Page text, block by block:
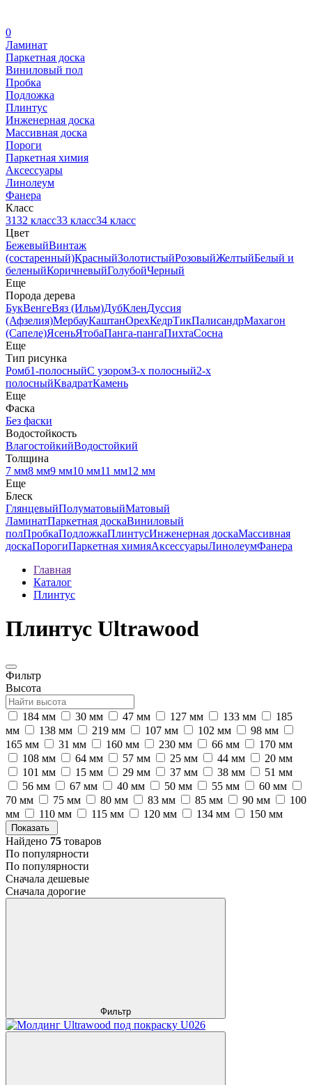
0
Ламинат
Паркетная доска
Виниловый пол
Пробка
Подложка
Плинтус
Инженерная доска
Массивная доска
Пороги
Паркетная химия
Аксессуары
Линолеум
Фанера
Класс
3132 класс33 класс34 класс
Цвет
БежевыйВинтаж
(состаренный)КрасныйЗолотистыйРозовыйЖелтыйБелый и
беленыйКоричневыйГолубойЧерный
Еще
Порода дерева
БукВенгеВяз (Ильм)ДубКленДуссия
(Афзелия)МербауКаштанОрехКедрТикПалисандрМахагон
(Сапеле)ЯсеньЯтобаПанга-пангаПихтаСосна
Еще
Тип рисунка
Ромб1-полосныйС узором3-х полосный2-х
полосныйКвадратКамень
Еще
Фаска
Без фаски
Водостойкость
ВлагостойкийВодостойкий
Толщина
7 мм8 мм9 мм10 мм11 мм12 мм
Еще
Блеск
ГлянцевыйПолуматовыйМатовый
ЛаминатПаркетная доскаВиниловый
полПробкаПодложкаПлинтусИнженерная доскаМассивная
доскаПорогиПаркетная химияАксессуарыЛинолеумФанера
Главная
Каталог
Плинтус
Плинтус Ultrawood
Фильтр
Высота
184 мм 30 мм 47 мм 127 мм 133 мм
185
мм
138 мм 219 мм 107 мм 102 мм
98 мм
165 мм
31 мм 160 мм 230 мм 66 мм
170 мм
108 мм
64 мм 57 мм 25 мм 44 мм
20 мм
101 мм
15 мм 29 мм 37 мм 38 мм
51 мм
56 мм
67 мм 40 мм 50 мм 55 мм
60 мм
70 мм
75 мм 80 мм 83 мм 85 мм 90 мм
100
мм
110 мм 115 мм 120 мм 134 мм 150 мм
Показать
Найдено 75 товаров
По популярности
По популярности
Сначала дешевые
Сначала дорогие
Фильтр